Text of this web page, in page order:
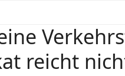
reicht